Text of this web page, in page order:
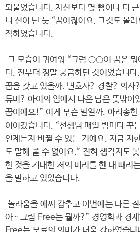
되물었습니다. 자신보다 몇 뼘이나 더
니 신이 난 듯 “꿈이잖아요. 그것도 몰
작하였습니다.
그 모습이 귀여워 “그럼 ○○이 꿈은 뭐
다. 전부터 정말 궁금하던 것이었습니
꿈을 갖고 있을까. 변호사? 경찰? 의사
튜버? 아이의 입에서 나온 답은 뜻밖이
꿈이에요!” 이게 무슨 말일까. 아리송
이어갔습니다. “선생님 매일 밤마다 꾸
언제든지 바뀔 수 있는 거예요. 지금 저
도 말해 줄 수 없어요.” 전혀 생각지도
한 것을 기대한 저의 머리를 한 대 때리
을 말하고 있었습니다.
놀라움을 애써 감추고 이번에는 다른
아~ 그럼 Free는 뭘까?” 경영학과 경제